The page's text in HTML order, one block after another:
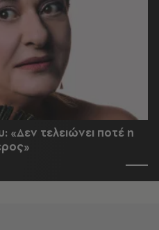
«Δεν τελειώνει ποτέ η